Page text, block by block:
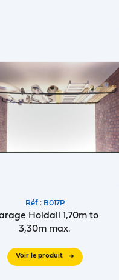
Réf : B017P
Holdall 1,70m to
3,30m max.
Voir le produit